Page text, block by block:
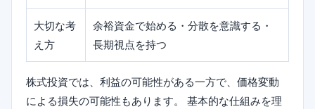
大切な考
え方
余裕資金で始める・分散を意識する・
長期視点を持つ
株式投資では、利益の可能性がある一方で、価格変動
による損失の可能性もあります。 基本的な仕組みを理